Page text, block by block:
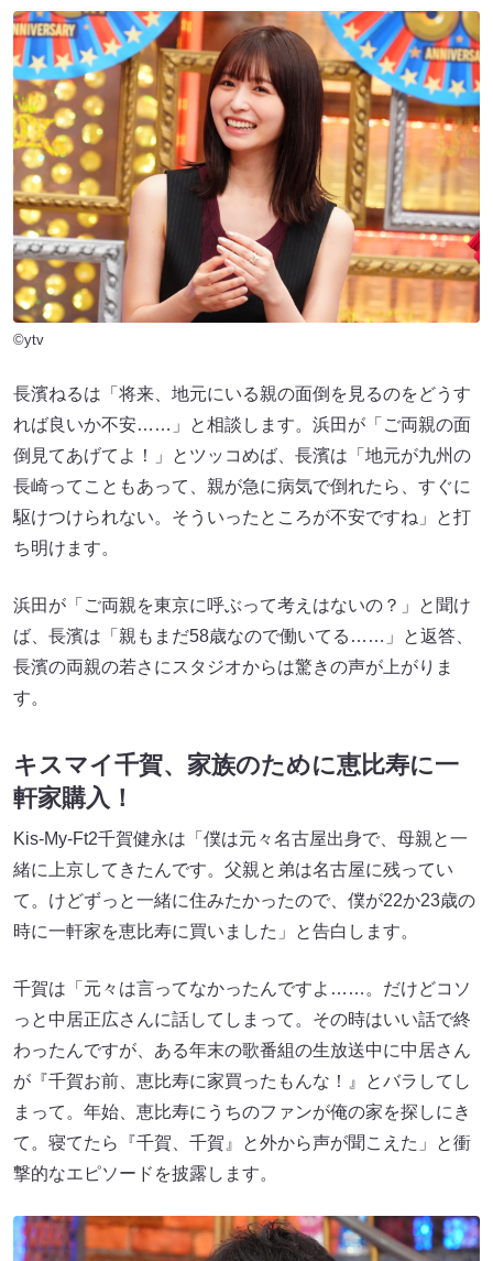
©ytv
長濱ねるは「将来、地元にいる親の面倒を見るのをどうす
れば良いか不安……」と相談します。浜田が「ご両親の面
倒見てあげてよ！」とツッコめば、長濱は「地元が九州の
長崎ってこともあって、親が急に病気で倒れたら、すぐに
駆けつけられない。そういったところが不安ですね」と打
ち明けます。
浜田が「ご両親を東京に呼ぶって考えはないの？」と聞け
ば、長濱は「親もまだ58歳なので働いてる……」と返答、
長濱の両親の若さにスタジオからは驚きの声が上がりま
す。
キスマイ千賀、家族のために恵比寿に一
軒家購入！
Kis-My-Ft2千賀健永は「僕は元々名古屋出身で、母親と一
緒に上京してきたんです。父親と弟は名古屋に残ってい
て。けどずっと一緒に住みたかったので、僕が22か23歳の
時に一軒家を恵比寿に買いました」と告白します。
千賀は「元々は言ってなかったんですよ……。だけどコソ
っと中居正広さんに話してしまって。その時はいい話で終
わったんですが、ある年末の歌番組の生放送中に中居さん
が『千賀お前、恵比寿に家買ったもんな！』とバラしてし
まって。年始、恵比寿にうちのファンが俺の家を探しにき
て。寝てたら『千賀、千賀』と外から声が聞こえた」と衝
撃的なエピソードを披露します。